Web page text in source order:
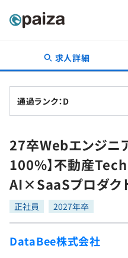
転職・キャリア
転職成功ガイド
転職エージェント
インタビュー
転職成功ガイド
新卒就活
求人検索
本選考
インターン
新卒エージェント
学習
問題集
4択課題
プログラミング言語
ゲーム・マンガ
求人詳細
通過ランク：D
27卒Webエンジニ
100%】不動産
AI×SaaSプロダク
正社員 2027年卒
DataBee株式会社